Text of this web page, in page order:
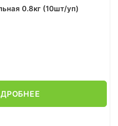
0.8кг (10шт/уп)